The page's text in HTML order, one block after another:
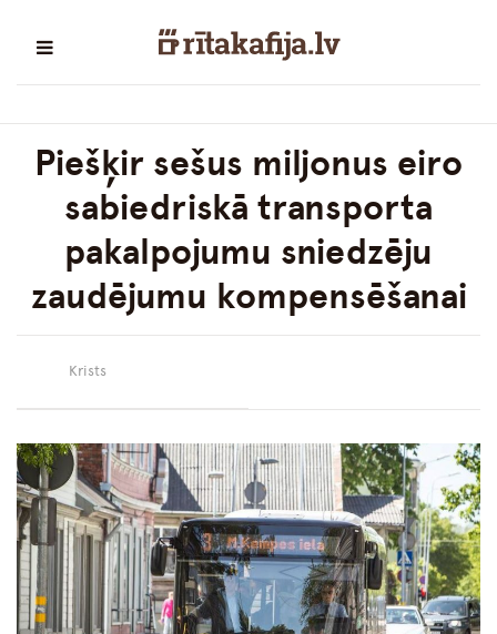
Piešķir sešus miljonus eiro
sabiedriskā transporta
pakalpojumu sniedzēju
zaudējumu kompensēšanai
Krists